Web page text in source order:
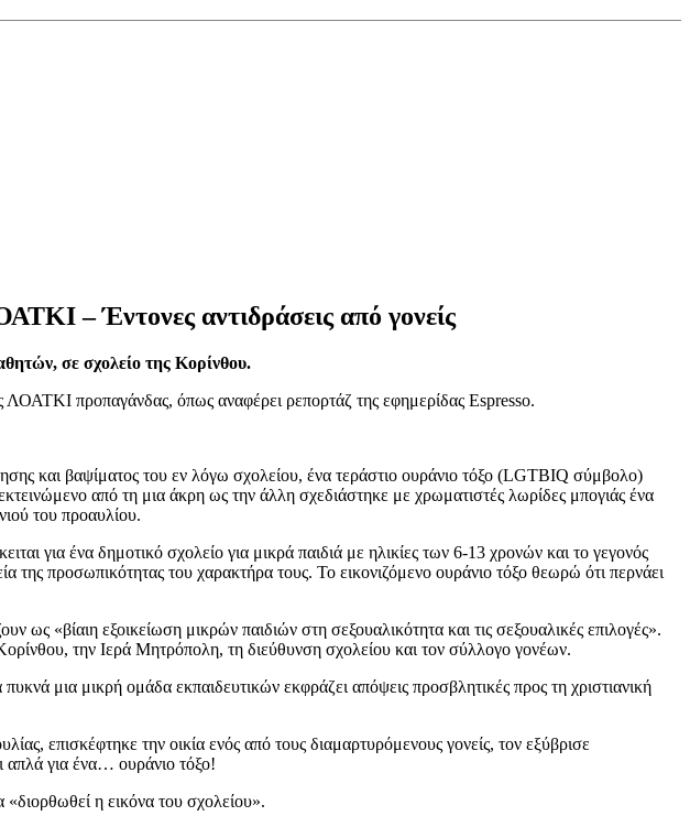
– Έντονες αντιδράσεις από γονείς
σε σχολείο της Κορίνθου.
ΛΟΑΤΚΙ προπαγάνδας, όπως αναφέρει ρεπορτάζ της εφημερίδας Espresso.
και βαψίματος του εν λόγω σχολείου, ένα τεράστιο ουράνιο τόξο (LGTBIQ σύμβολο)
από τη μια άκρη ως την άλλη σχεδιάστηκε με χρωματιστές λωρίδες μπογιάς ένα
του προαυλίου.
για ένα δημοτικό σχολείο για μικρά παιδιά με ηλικίες των 6-13 χρονών και το γεγονός
της προσωπικότητας του χαρακτήρα τους. Το εικονιζόμενο ουράνιο τόξο θεωρώ ότι περνάει
«βίαιη εξοικείωση μικρών παιδιών στη σεξουαλικότητα και τις σεξουαλικές επιλογές».
την Ιερά Μητρόπολη, τη διεύθυνση σχολείου και τον σύλλογο γονέων.
μια μικρή ομάδα εκπαιδευτικών εκφράζει απόψεις προσβλητικές προς τη χριστιανική
επισκέφτηκε την οικία ενός από τους διαμαρτυρόμενους γονείς, τον εξύβρισε
απλά για ένα… ουράνιο τόξο!
«διορθωθεί η εικόνα του σχολείου».